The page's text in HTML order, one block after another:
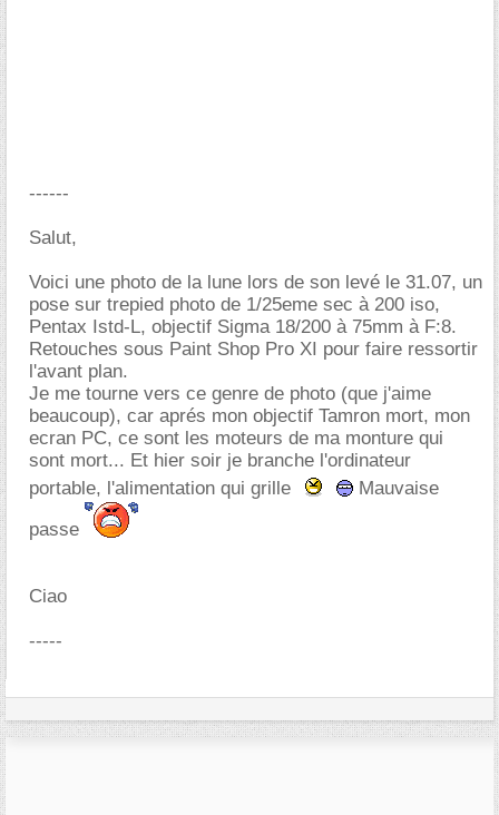
------
Salut,
Voici une photo de la lune lors de son levé le 31.07, un
pose sur trepied photo de 1/25eme sec à 200 iso,
Pentax Istd-L, objectif Sigma 18/200 à 75mm à F:8.
Retouches sous Paint Shop Pro XI pour faire ressortir
l'avant plan.
Je me tourne vers ce genre de photo (que j'aime
beaucoup), car aprés mon objectif Tamron mort, mon
ecran PC, ce sont les moteurs de ma monture qui
sont mort... Et hier soir je branche l'ordinateur
portable, l'alimentation qui grille
Mauvaise
passe
Ciao
-----